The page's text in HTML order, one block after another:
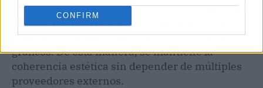
CONFIRM
En este marco, disponer de un servicio integral
derotulación en Ibizay de impresión local
agiliza la coordinación de todos los elementos
gráficos. De esta manera, se mantiene la
coherencia estética sin depender de múltiples
proveedores externos.